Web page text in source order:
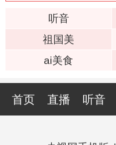
听音
祖国美
ai美食
首页 直播 听音